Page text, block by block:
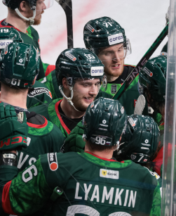
150 камер до
ID вместо ключа:
безопасность в ЖК